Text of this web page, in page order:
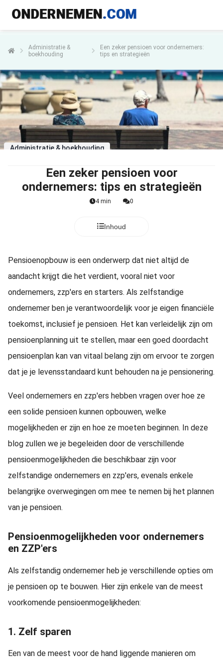
Administratie &
boekhouding
Een zeker pensioen voor ondernemers:
tips en strategieën
Administratie & boekhouding
Een zeker pensioen voor
ondernemers: tips en strategieën
4 min 0
Inhoud
Pensioenopbouw is een onderwerp dat niet altijd de
aandacht krijgt die het verdient, vooral niet voor
ondernemers, zzp'ers en starters. Als zelfstandige
ondernemer ben je verantwoordelijk voor je eigen financiële
toekomst, inclusief je pensioen. Het kan verleidelijk zijn om
pensioenplanning uit te stellen, maar een goed doordacht
pensioenplan kan van vitaal belang zijn om ervoor te zorgen
dat je je levensstandaard kunt behouden na je pensionering.
Veel ondernemers en zzp'ers hebben vragen over hoe ze
een solide pensioen kunnen opbouwen, welke
mogelijkheden er zijn en hoe ze moeten beginnen. In deze
blog zullen we je begeleiden door de verschillende
pensioenmogelijkheden die beschikbaar zijn voor
zelfstandige ondernemers en zzp'ers, evenals enkele
belangrijke overwegingen om mee te nemen bij het plannen
van je pensioen.
Pensioenmogelijkheden voor ondernemers
en ZZP'ers
Als zelfstandig ondernemer heb je verschillende opties om
je pensioen op te bouwen. Hier zijn enkele van de meest
voorkomende pensioenmogelijkheden:
1. Zelf sparen
Een van de meest voor de hand liggende manieren om